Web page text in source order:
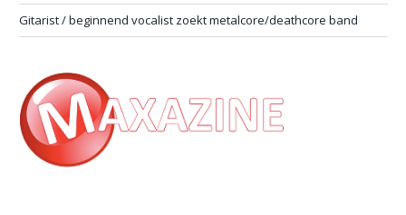
Gitarist / beginnend vocalist zoekt metalcore/deathcore band